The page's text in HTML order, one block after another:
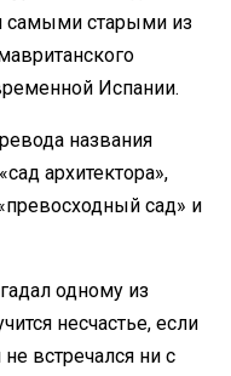
самыми старыми из
Испании.
названия
архитектора»,
сад» и
одному из
несчастье, если
встречался ни с